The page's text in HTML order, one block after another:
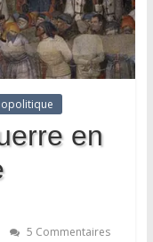
en
5 Commentaires